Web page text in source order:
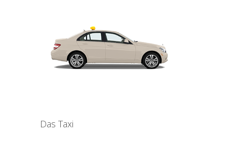
Das Taxi